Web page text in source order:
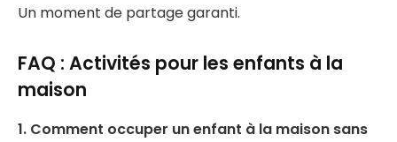
Un moment de partage garanti.
FAQ : Activités pour les enfants à la
maison
1. Comment occuper un enfant à la maison sans